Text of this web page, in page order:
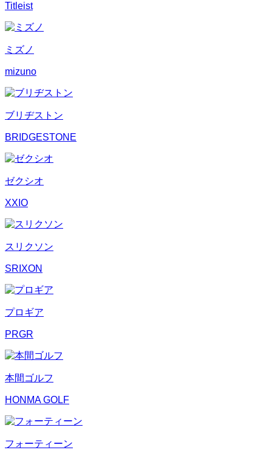
Titleist
ミズノ
mizuno
ブリヂストン
BRIDGESTONE
ゼクシオ
XXIO
スリクソン
SRIXON
プロギア
PRGR
本間ゴルフ
HONMA GOLF
フォーティーン